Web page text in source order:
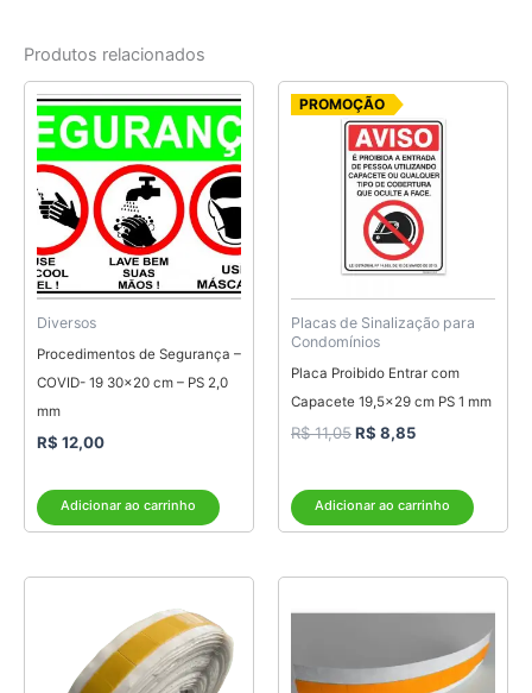
Produtos relacionados
Diversos
Procedimentos de Segurança –
COVID- 19 30×20 cm – PS 2,0
mm
R$ 12,00
Adicionar ao carrinho
PROMOÇÃO
Placas de Sinalização para
Condomínios
Placa Proibido Entrar com
Capacete 19,5×29 cm PS 1 mm
R$11,05
O
preço
original
era:
R$ 11,05.
R$ 8,85
atual
é:
R$ 8,85.
Adicionar ao carrinho